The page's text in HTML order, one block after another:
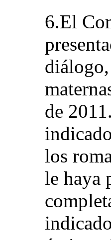
6.El
de
los
le haya